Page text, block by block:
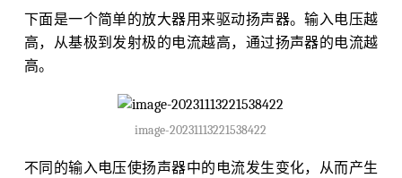
下面是一个简单的放大器用来驱动扬声器。输入电压越
高，从基极到发射极的电流越高，通过扬声器的电流越
高。
image-20231113221538422
不同的输入电压使扬声器中的电流发生变化，从而产生